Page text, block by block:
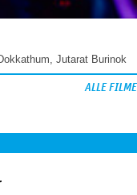
, Jutarat Burinok
ALLE FILME